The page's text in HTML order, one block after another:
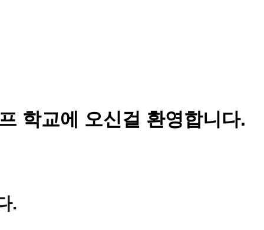
학교에 오신걸 환영합니다.
.